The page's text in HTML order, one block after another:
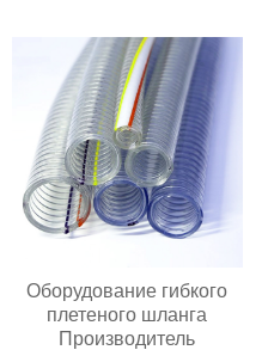
Оборудование гибкого
плетеного шланга
Производитель